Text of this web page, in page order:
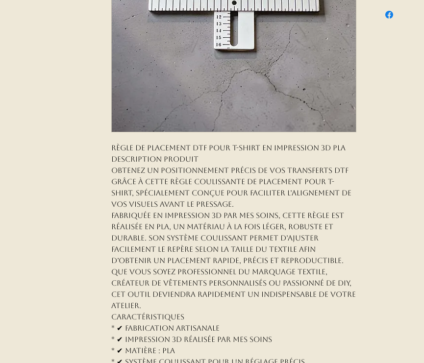
Règle de placement DTF pour T-shirt en impression 3D PLA
Description produit
Obtenez un positionnement précis de vos transferts DTF
grâce à cette règle coulissante de placement pour T-
shirt, spécialement conçue pour faciliter l’alignement de
vos visuels avant le pressage.
Fabriquée en impression 3D par mes soins, cette règle est
réalisée en PLA, un matériau à la fois léger, robuste et
durable. Son système coulissant permet d’ajuster
facilement le repère selon la taille du textile afin
d’obtenir un placement rapide, précis et reproductible.
Que vous soyez professionnel du marquage textile,
créateur de vêtements personnalisés ou passionné de DIY,
cet outil deviendra rapidement un indispensable de votre
atelier.
Caractéristiques
* ✔ Fabrication artisanale
* ✔ Impression 3D réalisée par mes soins
* ✔ Matière : PLA